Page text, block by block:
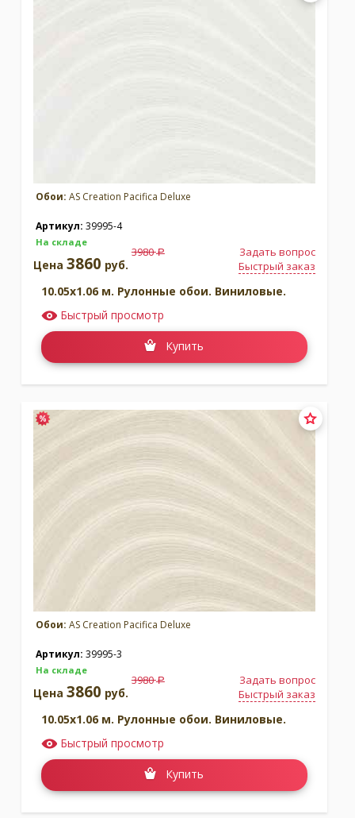
Обои: AS Creation Pacifica Deluxe
Артикул: 39995-4
На складе
Задать вопрос
Быстрый заказ
Цена 3860 руб.
3980a
10.05x1.06 м. Рулонные обои. Виниловые.
Быстрый просмотр
Купить
Обои: AS Creation Pacifica Deluxe
Артикул: 39995-3
На складе
Задать вопрос
Быстрый заказ
Цена 3860 руб.
3980a
10.05x1.06 м. Рулонные обои. Виниловые.
Быстрый просмотр
Купить